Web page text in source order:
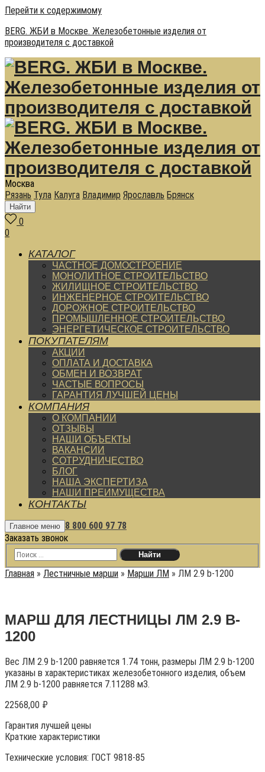
Перейти к содержимому
BERG. ЖБИ в Москве. Железобетонные изделия от
производителя с доставкой
Москва
Рязань Тула Калуга Владимир Ярославль Брянск
Найти
0
0
КАТАЛОГ
ЧАСТНОЕ ДОМОСТРОЕНИЕ
МОНОЛИТНОЕ СТРОИТЕЛЬСТВО
ЖИЛИЩНОЕ СТРОИТЕЛЬСТВО
ИНЖЕНЕРНОЕ СТРОИТЕЛЬСТВО
ДОРОЖНОЕ СТРОИТЕЛЬСТВО
ПРОМЫШЛЕННОЕ СТРОИТЕЛЬСТВО
ЭНЕРГЕТИЧЕСКОЕ СТРОИТЕЛЬСТВО
ПОКУПАТЕЛЯМ
АКЦИИ
ОПЛАТА И ДОСТАВКА
ОБМЕН И ВОЗВРАТ
ЧАСТЫЕ ВОПРОСЫ
ГАРАНТИЯ ЛУЧШЕЙ ЦЕНЫ
КОМПАНИЯ
О КОМПАНИИ
ОТЗЫВЫ
НАШИ ОБЪЕКТЫ
ВАКАНСИИ
СОТРУДНИЧЕСТВО
БЛОГ
НАША ЭКСПЕРТИЗА
НАШИ ПРЕИМУЩЕСТВА
КОНТАКТЫ
Главное меню 8 800 600 97 78
Заказать звонок
Главная » Лестничные марши » Марши ЛМ » ЛМ 2.9 b-1200
МАРШ ДЛЯ ЛЕСТНИЦЫ ЛМ 2.9 B-
1200
Вес ЛМ 2.9 b-1200 равняется 1.74 тонн, размеры ЛМ 2.9 b-1200
указаны в характеристиках железобетонного изделия, объем
ЛМ 2.9 b-1200 равняется 7.11288 м3.
22568,00 ₽
Гарантия лучшей цены
Краткие характеристики
Технические условия: ГОСТ 9818-85